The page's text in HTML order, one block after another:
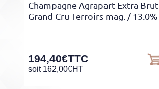
Champagne Agrapart Extra Brut
Grand Cru Terroirs mag. / 13.0%
194,40€TTC
soit 162,00€HT